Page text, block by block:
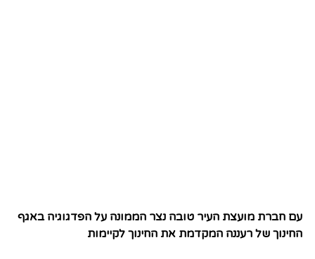
עם חברת מועצת העיר טובה נצר הממונה על הפדגוגיה באגף
החינוך של רעננה המקדמת את החינוך לקיימות